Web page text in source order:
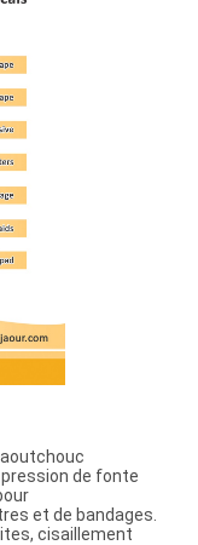
de fonte
et de bandages.
cisaillement